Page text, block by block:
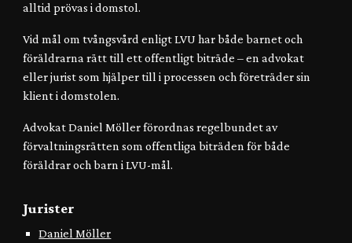
alltid prövas i domstol.
Vid mål om tvångsvård enligt LVU har både barnet och
föräldrarna rätt till ett offentligt biträde – en advokat
eller jurist som hjälper till i processen och företräder sin
klient i domstolen.
Advokat Daniel Möllerförordnas regelbundet av
förvaltningsrätten som offentliga biträden för både
föräldrar och barn i LVU-mål.
Jurister
Daniel Möller